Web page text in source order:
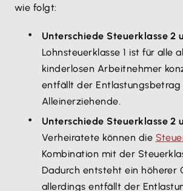
wie folgt:
Unterschiede Steuerklasse 2
Lohnsteuerklasse 1 ist für alle
kinderlosen Arbeitnehmer
entfällt der Entlastungsbetrag
Alleinerziehende.
Unterschiede Steuerklasse 2
Verheiratete können die
Kombination mit der
Dadurch entsteht ein höherer
allerdings entfällt der